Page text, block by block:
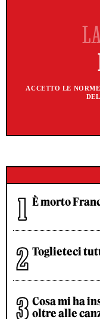
ACCETTO LE
È morto
Toglieteci
Cosa mi ha
oltre alle